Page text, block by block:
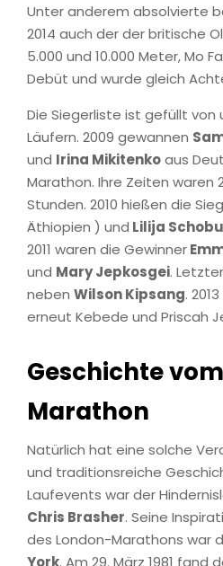
Unter anderem absolvierte
2014 auch der der britische
5.000 und 10.000 Meter, Mo
Debüt und wurde gleich
Die Siegerliste ist gefüllt von
Läufern. 2009 gewannen
und Irina Mikitenkoaus
Marathon. Ihre Zeiten waren
Stunden. 2010 hießen die
Äthiopien ) und Lilija
2011 waren die Gewinner
und Mary Jepkosgei.
neben Wilson Kipsang.
erneut Kebede und Priscah
Geschichte
Marathon
Natürlich hat eine solche
und traditionsreiche
Laufevents war der
Chris Brasher. Seine
des London-Marathons war
York. Am 29. März 1981